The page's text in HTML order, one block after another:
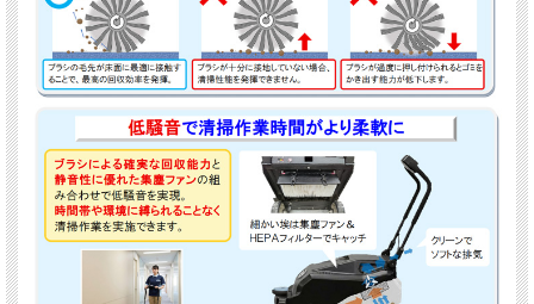
使えます。
最高の作業効率
1人で最大2,460m²/hの清掃が可能。コードレスなので自由自在
に作業できます。
誰でも簡単操作
シンプルな操作パネル。ボタンを押すだけで
誰でもすぐに使え
る設計です。